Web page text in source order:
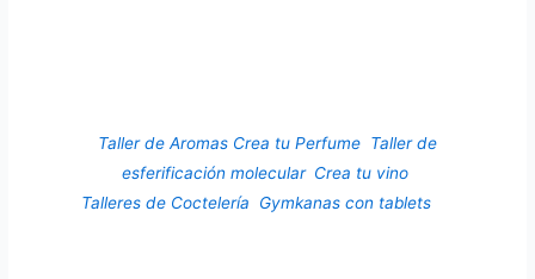
Taller de Aromas Crea tu Perfume Taller de
esferificación molecular, Crea tu vino
Talleres de Coctelería
Gymkanas con tabletsen